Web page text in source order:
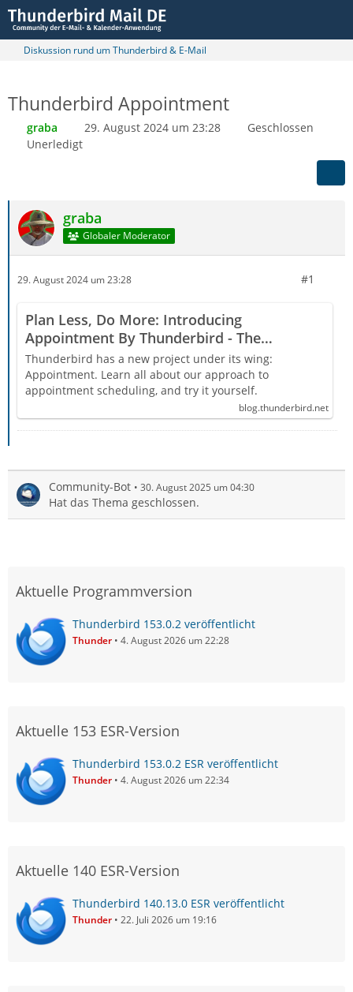
Diskussion rund um Thunderbird & E-Mail
Thunderbird Appointment
graba 29. August 2024 um 23:28
Geschlossen
Unerledigt
graba
Globaler Moderator
29. August 2024 um 23:28 #1
Plan Less, Do More: Introducing
Appointment By Thunderbird - The
Thunderbird Blog
Thunderbird has a new project under its wing:
Appointment. Learn all about our approach to
appointment scheduling, and try it yourself.
blog.thunderbird.net
Community-Bot 30. August 2025 um 04:30
Hat das Thema geschlossen.
Aktuelle Programmversion
Thunderbird 153.0.2 veröffentlicht
Thunder 4. August 2026 um 22:28
Aktuelle 153 ESR-Version
Thunderbird 153.0.2 ESR veröffentlicht
Thunder 4. August 2026 um 22:34
Aktuelle 140 ESR-Version
Thunderbird 140.13.0 ESR veröffentlicht
Thunder 22. Juli 2026 um 19:16